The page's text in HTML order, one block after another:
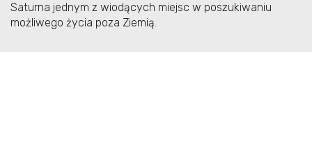
Saturna jednym z wiodących miejsc w poszukiwaniu
możliwego życia poza Ziemią.